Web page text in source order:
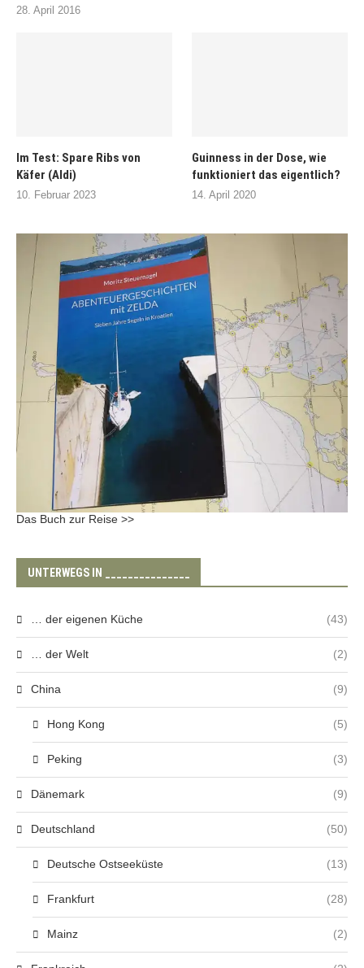
28. April 2016
Im Test: Spare Ribs von
Käfer (Aldi)
10. Februar 2023
Guinness in der Dose, wie
funktioniert das eigentlich?
14. April 2020
Das Buch zur Reise >>
UNTERWEGS IN _______________
… der eigenen Küche (43)
… der Welt (2)
China (9)
Hong Kong (5)
Peking (3)
Dänemark (9)
Deutschland (50)
Deutsche Ostseeküste (13)
Frankfurt (28)
Mainz (2)